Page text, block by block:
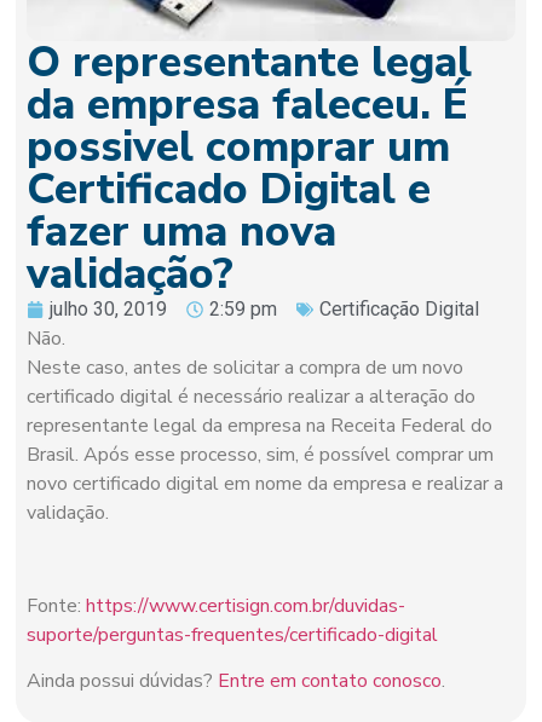
O representante legal
da empresa faleceu. É
possivel comprar um
Certificado Digital e
fazer uma nova
validação?
julho 30, 2019 2:59 pm Certificação Digital
Não.
Neste caso, antes de solicitar a compra de um novo
certificado digital é necessário realizar a alteração do
representante legal da empresa na Receita Federal do
Brasil. Após esse processo, sim, é possível comprar um
novo certificado digital em nome da empresa e realizar a
validação.
Fonte: https://www.certisign.com.br/duvidas-
suporte/perguntas-frequentes/certificado-digital
Ainda possui dúvidas? Entre em contato conosco.